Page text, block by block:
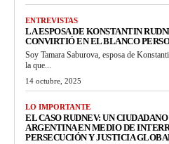
ENTREVISTAS
LA ESPOSA DE KONSTANTIN
CONVIRTIÓ EN EL BLANCO
Soy Tamara Saburova, esposa de
la que...
14 octubre, 2025
LO IMPORTANTE
EL CASO RUDNEV: UN
ARGENTINA EN MEDIO DE
PERSECUCIÓN Y JUSTICIA